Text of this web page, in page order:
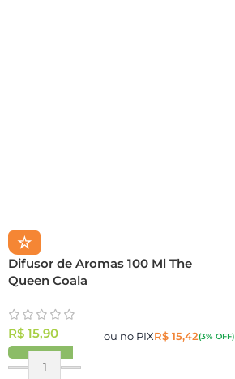
☆
Difusor de Aromas 100 Ml The
Queen Coala
R$ 15,90 ou no PIXR$15,42(3% OFF)